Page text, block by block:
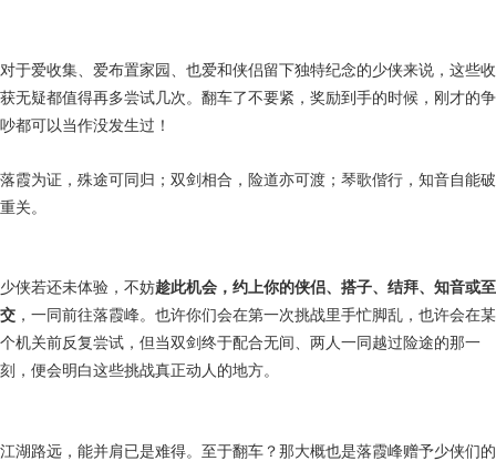
对于爱收集、爱布置家园、也爱和侠侣留下独特纪念的少侠来说，这些收
获无疑都值得再多尝试几次。翻车了不要紧，奖励到手的时候，刚才的争
吵都可以当作没发生过！
落霞为证，殊途可同归；双剑相合，险道亦可渡；琴歌偕行，知音自能破
重关。
少侠若还未体验，不妨趁此机会，约上你的侠侣、搭子、结拜、知音或至
交 ，一同前往落霞峰。也许你们会在第一次挑战里手忙脚乱，也许会在某
个机关前反复尝试，但当双剑终于配合无间、两人一同越过险途的那一
刻，便会明白这些挑战真正动人的地方。
江湖路远，能并肩已是难得。至于翻车？那大概也是落霞峰赠予少侠们的